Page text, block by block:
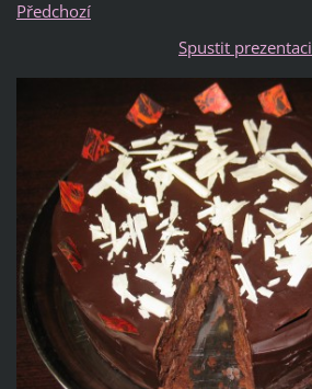
Předchozí
Spustit prezentaci